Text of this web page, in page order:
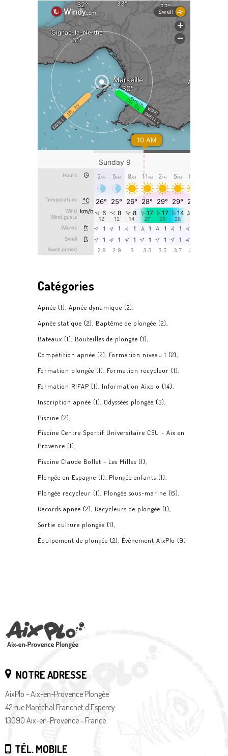
Catégories
Apnée (1) Apnée dynamique (2)
Apnée statique (2) Baptême de plongée (2)
Bateaux (1) Bouteilles de plongée (1)
Compétition apnée (2) Formation niveau 1 (2)
Formation plongée (1) Formation recycleur (1)
Formation RIFAP (1) Information Aixplo (14)
Inscription apnée (1) Odyssées plongée (3)
Piscine (2)
Piscine Centre Sportif Universitaire CSU - Aix en
Provence (1)
Piscine Claude Bollet - Les Milles (1)
Plongée en Espagne (1) Plongée enfants (1)
Plongée recycleur (1) Plongée sous-marine (6)
Records apnée (2) Recycleurs de plongée (1)
Sortie culture plongée (1)
Équipement de plongée (2) Événement AixPlo (9)
NOTRE ADRESSE
AixPlo - Aix-en-Provence Plongée
42 rue Maréchal Franchet d'Esperey
13090 Aix-en-Provence - France
TÉL. MOBILE